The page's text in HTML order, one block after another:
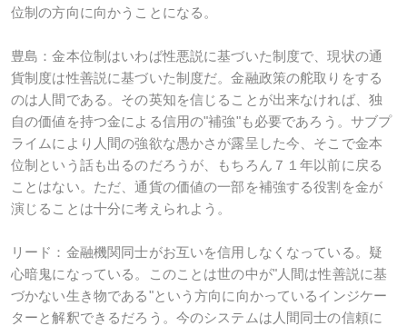
位制の方向に向かうことになる。
豊島：金本位制はいわば性悪説に基づいた制度で、現状の通
貨制度は性善説に基づいた制度だ。金融政策の舵取りをする
のは人間である。その英知を信じることが出来なければ、独
自の価値を持つ金による信用の"補強"も必要であろう。サブプ
ライムにより人間の強欲な愚かさが露呈した今、そこで金本
位制という話も出るのだろうが、もちろん７１年以前に戻る
ことはない。ただ、通貨の価値の一部を補強する役割を金が
演じることは十分に考えられよう。
リード：金融機関同士がお互いを信用しなくなっている。疑
心暗鬼になっている。このことは世の中が"人間は性善説に基
づかない生き物である"という方向に向かっているインジケー
ターと解釈できるだろう。今のシステムは人間同士の信頼に